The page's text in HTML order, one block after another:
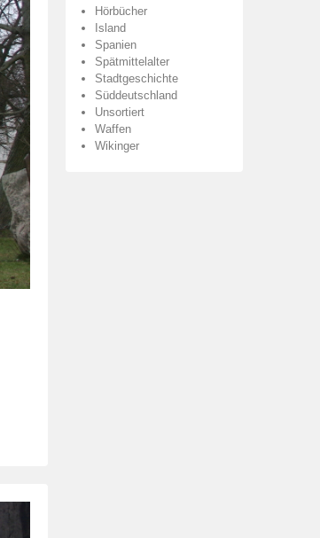
Hörbücher
Island
Spanien
Spätmittelalter
Stadtgeschichte
Süddeutschland
Unsortiert
Waffen
Wikinger